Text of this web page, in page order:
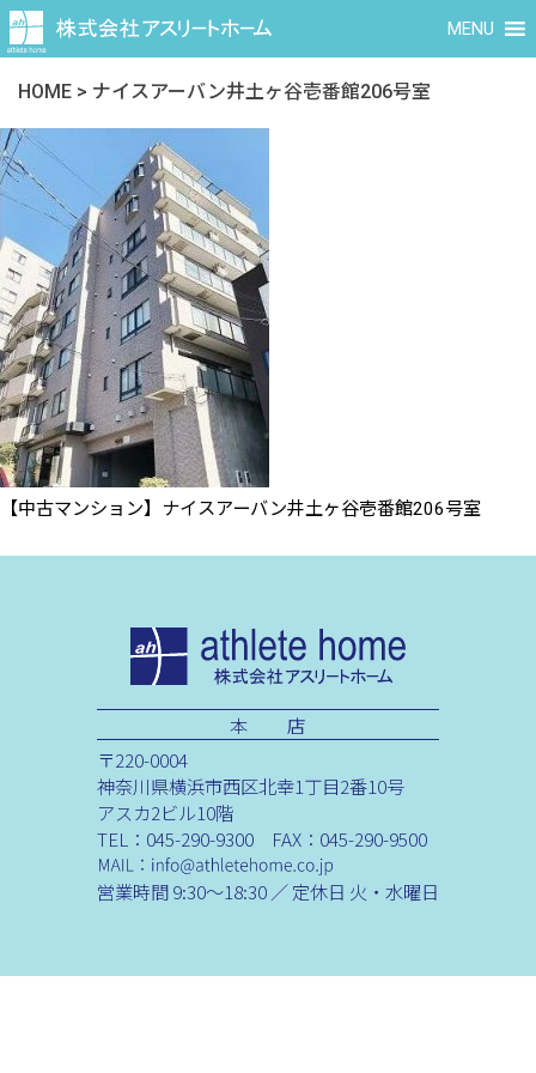
MENU
HOME > ナイスアーバン井土ヶ谷壱番館206号室
【中古マンション】ナイスアーバン井土ヶ谷壱番館206号室
本 店
〒220-0004
神奈川県横浜市西区北幸1丁目2番10号
アスカ2ビル10階
TEL：045-290-9300 FAX：045-290-9500
営業時間 9:30～18:30 ／ 定休日 火・水曜日